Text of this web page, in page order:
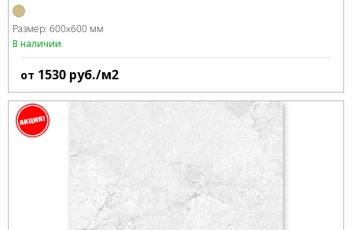
Размер: 600x600 мм
В наличии
от 1530 руб./м2